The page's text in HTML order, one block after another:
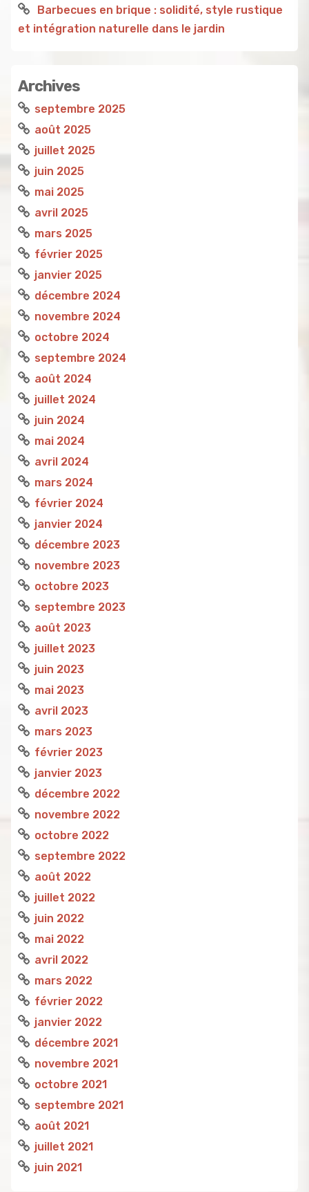
Barbecues en brique : solidité, style rustique
et intégration naturelle dans le jardin
Archives
septembre 2025
août 2025
juillet 2025
juin 2025
mai 2025
avril 2025
mars 2025
février 2025
janvier 2025
décembre 2024
novembre 2024
octobre 2024
septembre 2024
août 2024
juillet 2024
juin 2024
mai 2024
avril 2024
mars 2024
février 2024
janvier 2024
décembre 2023
novembre 2023
octobre 2023
septembre 2023
août 2023
juillet 2023
juin 2023
mai 2023
avril 2023
mars 2023
février 2023
janvier 2023
décembre 2022
novembre 2022
octobre 2022
septembre 2022
août 2022
juillet 2022
juin 2022
mai 2022
avril 2022
mars 2022
février 2022
janvier 2022
décembre 2021
novembre 2021
octobre 2021
septembre 2021
août 2021
juillet 2021
juin 2021